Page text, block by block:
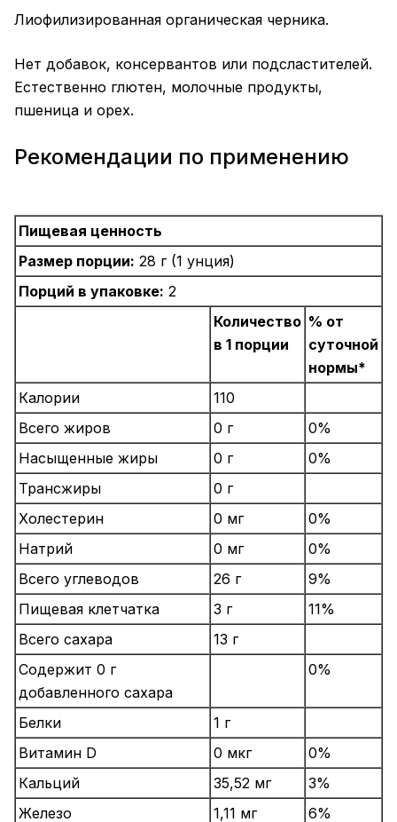
Лиофилизированная органическая черника.
Нет добавок, консервантов или подсластителей.
Естественно глютен, молочные продукты,
пшеница и орех.
Рекомендации по применению
Пищевая ценность
Размер порции: 28 г (1 унция)
Порций в упаковке: 2
Количество
в 1 порции
% от
суточной
нормы*
Калории
110
Всего жиров
0 г
0%
Насыщенные жиры
0 г
0%
Трансжиры
0 г
Холестерин
0 мг
0%
Натрий
0 мг
0%
Всего углеводов
26 г
9%
Пищевая клетчатка
3 г
11%
Всего сахара
13 г
Содержит 0 г
добавленного сахара
0%
Белки
1 г
Витамин D
0 мкг
0%
Кальций
35,52 мг
3%
Железо
1,11 мг
6%